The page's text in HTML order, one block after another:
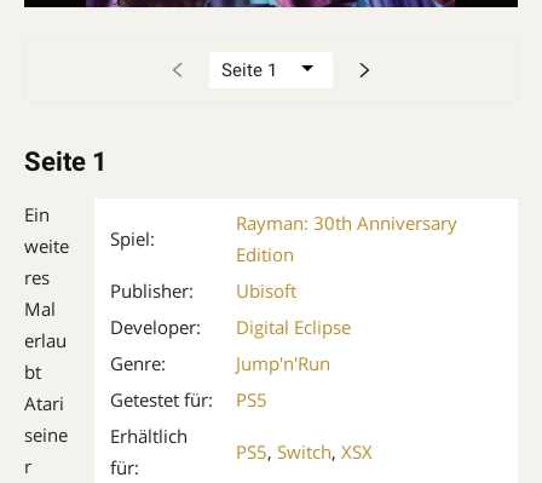
Seite 1
Spiel:
Rayman: 30th Anniversary
Edition
Publisher:
Ubisoft
Developer:
Digital Eclipse
Genre:
Jump'n'Run
Getestet für:
PS5
Erhältlich
für:
PS5, Switch, XSX
Ein
weite
res
Mal
erlau
bt
Atari
seine
r